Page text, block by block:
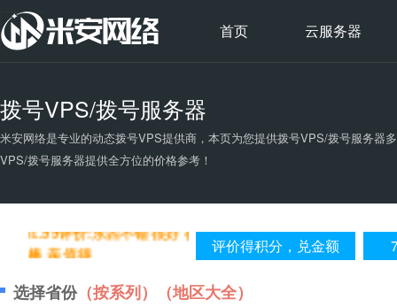
首页 云服务器
拨号VPS/拨号服务器
米安网络是专业的动态拨号VPS提供商，本页为您提供拨号VPS/拨号服务器
VPS/拨号服务器提供全方位的价格参考！
a1..75评价:牛逼PULS，价格
便宜机器就像
棒 亲 值得
分，试试。
评价得积分，兑金额
选择省份（按系列） （地区大全）